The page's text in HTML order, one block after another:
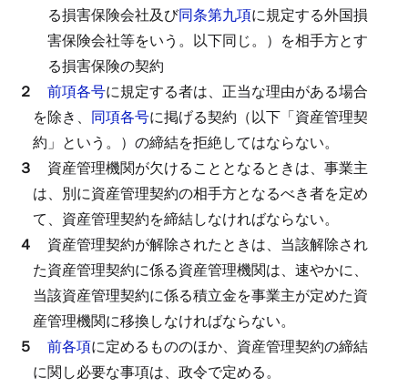
る損害保険会社及び同条第九項に規定する外国損
害保険会社等をいう。以下同じ。）を相手方とす
る損害保険の契約
２ 前項各号に規定する者は、正当な理由がある場合
を除き、 同項各号に掲げる契約（以下「資産管理契
約」という。）の締結を拒絶してはならない。
３ 資産管理機関が欠けることとなるときは、事業主
は、別に資産管理契約の相手方となるべき者を定め
て、資産管理契約を締結しなければならない。
４ 資産管理契約が解除されたときは、当該解除され
た資産管理契約に係る資産管理機関は、速やかに、
当該資産管理契約に係る積立金を事業主が定めた資
産管理機関に移換しなければならない。
５ 前各項に定めるもののほか、資産管理契約の締結
に関し必要な事項は、政令で定める。